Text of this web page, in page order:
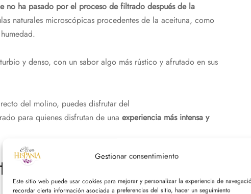
Gestionar consentimiento
Este sitio web puede usar cookies para mejorar y personalizar la experiencia de
recordar cierta información asociada a preferencias del sitio, hacer un seguimiento
no ha pasado por el proceso de filtrado después de la
naturales microscópicas procedentes de la aceituna, como
y denso, con un sabor algo más rústico y afrutado en sus
del molino, puedes disfrutar del
para quienes disfrutan de una experiencia más intensa y
filtrado?